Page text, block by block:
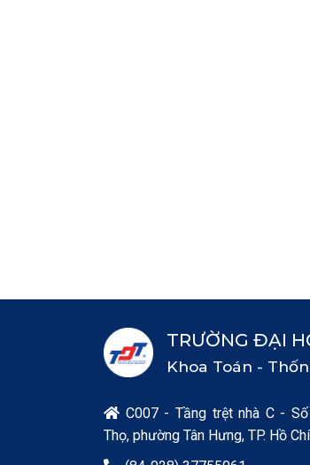
TRƯỜNG ĐẠI
Khoa Toán -
 C007 - Tầng trệt nhà C -
Thọ, phường Tân Hưng, TP. Hồ